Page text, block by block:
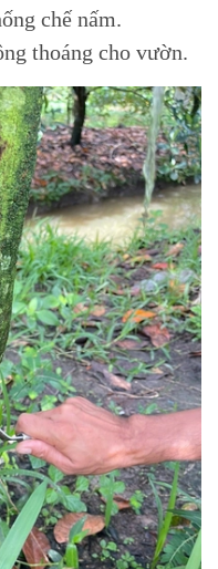
chế nấm.
thoáng cho vườn.